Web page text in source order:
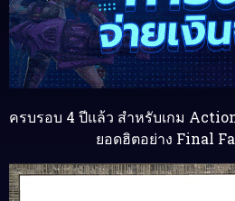
ครบรอบ 4ปีแล้ว สำหรับเกม
ยอดฮิตอย่าง Final